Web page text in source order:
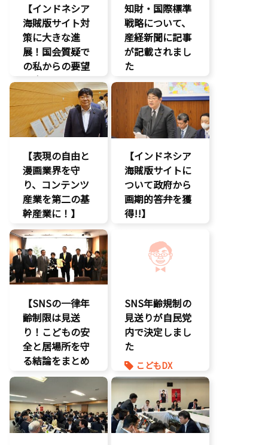
【インドネシア
海賊版サイト対
策に大きな進
展！国会質疑で
の私からの要望
に応え、三谷法
務副大臣がイン
ドネシア法務副
大臣に運営……
エンタメ産業
促進
デジタル著作
権
国会質疑
知的財産
経済政策
著作権
知財・国際標準
戦略について、
産経新聞に記事
が記載されまし
た
報道記事
知的財産
著作権
【表現の自由と
漫画業界を守
り、コンテンツ
産業を第二の基
幹産業に！】
エンタメ支援
二次創作保護
著作権
表現規制
【インドネシア
海賊版サイトに
ついて政府から
画期的答弁を獲
得!!】
エンタメ産業
促進
デジタル著作
国会質疑
海賊版
知的財産
表現規制
質問主意書
【SNSの一律年
齢制限は見送
り！こどもの安
全と居場所を守
る結論をまとめ
ました】
こどもDX
こどもの権利
こども政策
SNS年齢規制の
見送りが自民党
内で決定しまし
た
こどもDX
こどもの権利
こども政策
ゲーム規制
表現規制